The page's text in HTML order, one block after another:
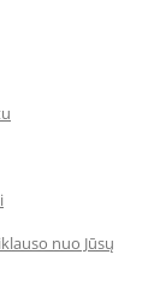
nuo Jūsų